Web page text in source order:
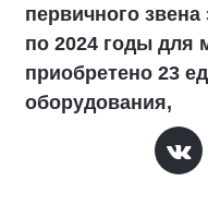
первичного
по 2024 годы для
приобретено 23
оборудования,